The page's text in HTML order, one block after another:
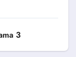
3